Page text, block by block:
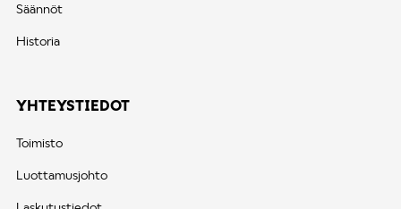
Säännöt
Historia
YHTEYSTIEDOT
Toimisto
Luottamusjohto